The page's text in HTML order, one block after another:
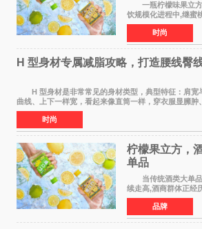
一瓶柠檬味果立方
饮规模化进程中,继蜜
子。 在超市货架、
里,这款绿色包装的新
腻,像喝加了一点
时尚
H 型身材专属减脂攻略，打造腰线臀
H 型身材是非常常见的身材类型，典型特征：肩宽
曲线、上下一样宽，看起来像直筒一样，穿衣服显臃
目全身减脂，越减越瘦，腰部还是没有
时尚
柠檬果立方，
单品
当传统酒类大单品
续走高,酒商群体正经
新的发展方向。 过
品、赚批价波动差价
备真实动销能力
品牌